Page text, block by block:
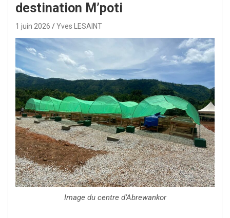
destination M’poti
1 juin 2026 Yves LESAINT
Image du centre d’Abrewankor